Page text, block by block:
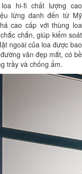
loa hi-fi chất lượng cao
lừng danh đến từ Mỹ
cao cấp với thùng loa
chắn, giúp kiểm soát
ngoài của loa được bao
vân đẹp mắt, có bề
trầy và chống ẩm.